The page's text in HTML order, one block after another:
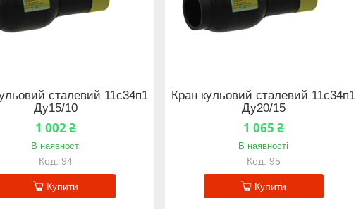
сталевий 11с34п1
Ду15/10
1 002 ₴
В наявності
94
Купити
Кран кульовий сталевий 11с34п1
Ду20/15
1 065 ₴
В наявності
95
Купити